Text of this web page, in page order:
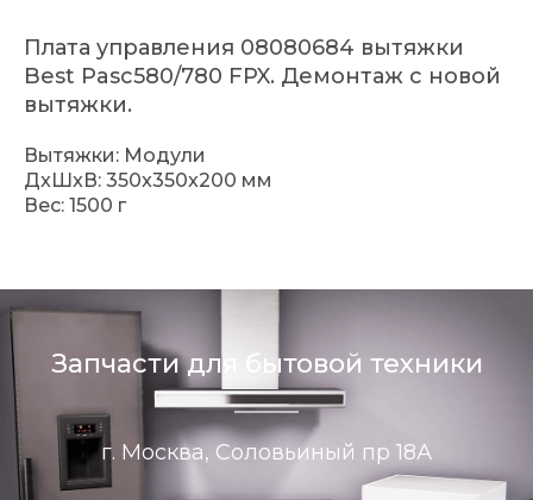
Плата управления 08080684 вытяжки
Best Pasc580/780 FPX. Демонтаж с новой
вытяжки.
Вытяжки: Модули
ДxШxВ: 350x350x200 мм
Вес: 1500 г
Запчасти для бытовой техники
г. Москва, Соловьиный пр 18А